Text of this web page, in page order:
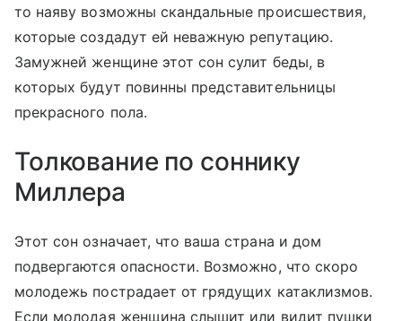
то наяву возможны скандальные происшествия,
которые создадут ей неважную репутацию.
Замужней женщине этот сон сулит беды, в
которых будут повинны представительницы
прекрасного пола.
Толкование по соннику
Миллера
Этот сон означает, что ваша страна и дом
подвергаются опасности. Возможно, что скоро
молодежь пострадает от грядущих катаклизмов.
Если молодая женщина слышит или видит пушки